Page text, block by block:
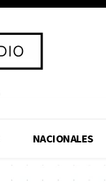
NACIONALES